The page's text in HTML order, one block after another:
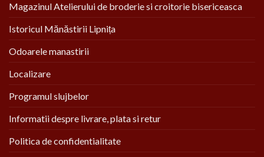
Magazinul Atelierului de broderie si croitorie bisericeasca
Istoricul Mănăstirii Lipnița
Odoarele manastirii
Localizare
Programul slujbelor
Informatii despre livrare, plata si retur
Politica de confidentialitate